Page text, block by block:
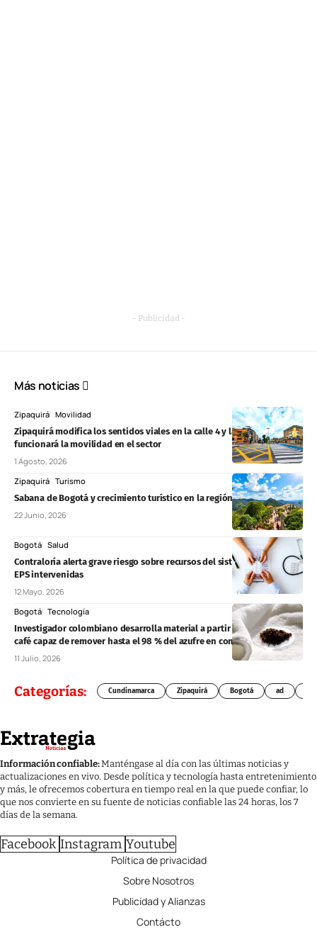
- Publicidad -
Más noticias
Zipaquirá Movilidad
Zipaquirá modifica los sentidos viales en la calle 4 y la avenida 15: así
funcionará la movilidad en el sector
1 Agosto, 2026
Zipaquirá Turismo
Sabana de Bogotá y crecimiento turístico en la región durante 2026
22 Junio, 2026
Bogotá Salud
Contraloría alerta grave riesgo sobre recursos del sistema de salud en
EPS intervenidas
12 Mayo, 2026
Bogotá Tecnología
Investigador colombiano desarrolla material a partir de residuos de
café capaz de remover hasta el 98 % del azufre en combustibles
11 Julio, 2026
Categorías: Cundinamarca Zipaquirá Bogotá ad
Información confiable:Manténgase al día con las últimas noticias y
actualizaciones en vivo. Desde política y tecnología hasta entretenimiento
y más, le ofrecemos cobertura en tiempo real en la que puede confiar, lo
que nos convierte en su fuente de noticias confiable las 24 horas, los 7
días de la semana.
Facebook Instagram Youtube
Política de privacidad
Sobre Nosotros
Publicidad y Alianzas
Contácto